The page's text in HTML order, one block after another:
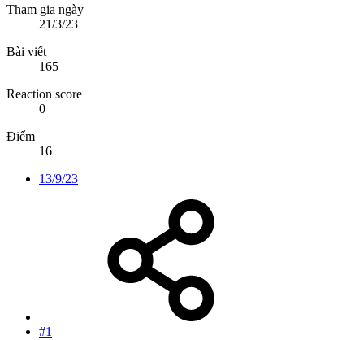
Tham gia ngày
21/3/23
Bài viết
165
Reaction score
0
Điểm
16
13/9/23
#1